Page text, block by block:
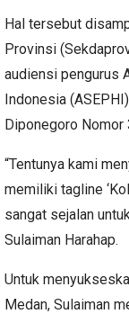
Hal tersebut
Provinsi
audiensi pengurus
Indonesia
Diponegoro
“Tentunya kami
memiliki tagline
sangat sejalan
Sulaiman Harahap.
Untuk
Medan, Sulaiman